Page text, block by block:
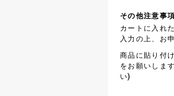
その他注意事項
カートに入れ
入力の上、お
商品に貼り付
をお願いしま
い)